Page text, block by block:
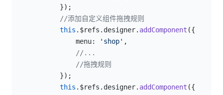
            });
            //添加自定义组件拖拽规则
            this
.$refs.designer. addComponent ({
                menu:
'shop' ,
                //...
                //拖拽规则
            });
            this
.$refs.designer. addComponent ({